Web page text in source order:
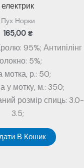
електрик
Пух Норки
165,00 ₴
95%; Антипілінг
5%;
мотка, р.: 50;
у мотку, м.: 350;
розмір спиць: 3.0-
3.5;
В Кошик